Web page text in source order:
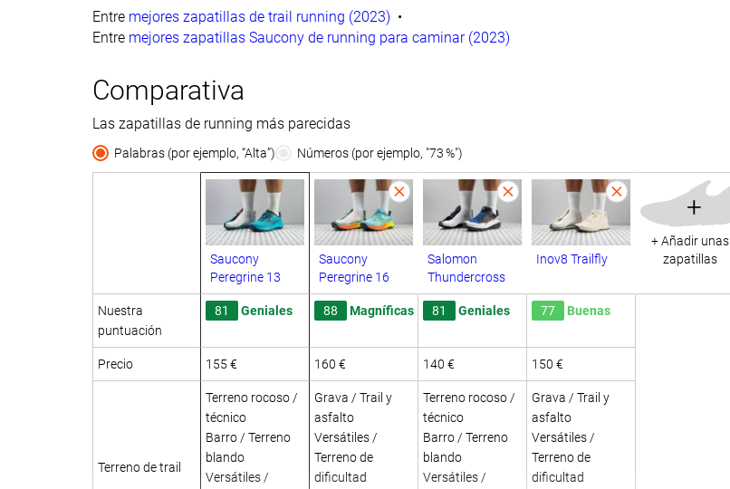
Entre mejores zapatillas de trail running (2023)
Entre mejores zapatillas Saucony de running para caminar (2023)
Comparativa
Las zapatillas de running más parecidas
Palabras (por ejemplo, “Alta”) Números (por ejemplo, "73 %")
Saucony
Peregrine 13
Saucony
Peregrine 16
Salomon
Thundercross
Inov8 Trailfly
+
+ Añadir unas
zapatillas
Nuestra
puntuación
81 Geniales 88 Magníficas 81 Geniales 77 Buenas
Precio 155 € 160 € 140 € 150 €
Terreno de trail
Terreno rocoso /
técnico
Barro / Terreno
blando
Versátiles /
Grava / Trail y
asfalto
Versátiles /
Terreno de
dificultad
Terreno rocoso /
técnico
Barro / Terreno
blando
Versátiles /
Grava / Trail y
asfalto
Versátiles /
Terreno de
dificultad